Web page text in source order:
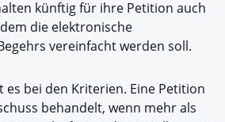
künftig für ihre Petition auch
die elektronische
vereinfacht werden soll.
es bei den Kriterien. Eine Petition
behandelt, wenn mehr als